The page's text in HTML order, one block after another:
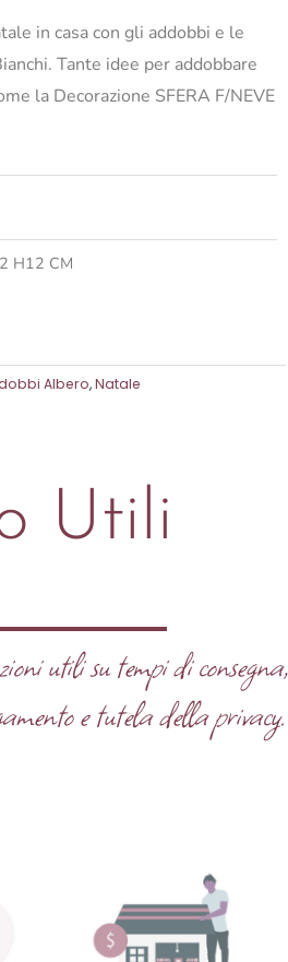
in casa con gli addobbi e le
Tante idee per addobbare
la Decorazione SFERA F/NEVE
H12 CM
Albero,Natale
Utili
utili su tempi di consegna,
e tutela della privacy.